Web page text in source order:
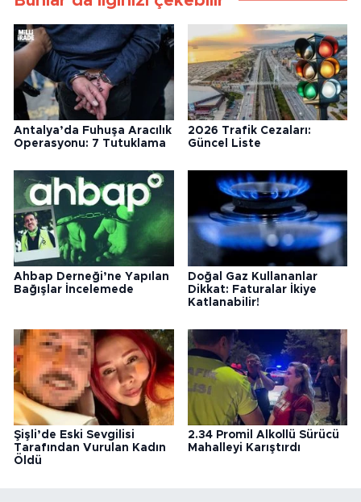
Antalya’da Fuhuşa Aracılık
Operasyonu: 7 Tutuklama
2026 Trafik Cezaları:
Güncel Liste
Ahbap Derneği’ne Yapılan
Bağışlar İncelemede
Doğal Gaz Kullananlar
Dikkat: Faturalar İkiye
Katlanabilir!
Şişli’de Eski Sevgilisi
Tarafından Vurulan Kadın
Öldü
2.34 Promil Alkollü Sürücü
Mahalleyi Karıştırdı